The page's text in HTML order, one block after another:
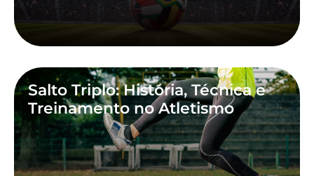
Salto Triplo: História, Técnica e
Treinamento no Atletismo